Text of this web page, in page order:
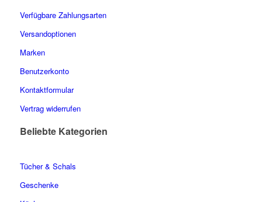
Verfügbare Zahlungsarten
Versandoptionen
Marken
Benutzerkonto
Kontaktformular
Vertrag widerrufen
Beliebte Kategorien
Tücher & Schals
Geschenke